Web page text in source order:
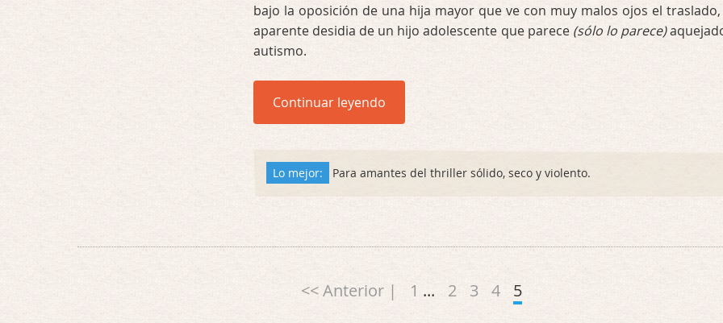
bajo la oposición de una hija mayor que ve con muy malos ojos el traslado,
aparente desidia de un hijo adolescente que parece (sólo lo parece)
autismo.
Continuar leyendo
Lo mejor: Para amantes del thriller sólido, seco y violento.
<< Anterior | 1 ... 2 3 4 5